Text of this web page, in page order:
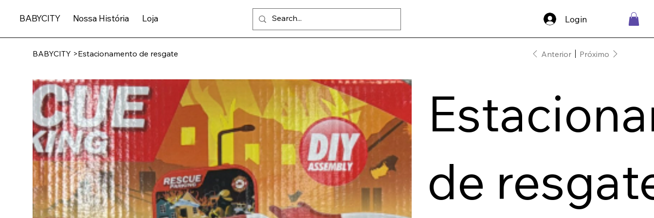
BABYCITY Nossa História Loja Login
BABYCITY >Estacionamento de resgate Anterior Próximo
de